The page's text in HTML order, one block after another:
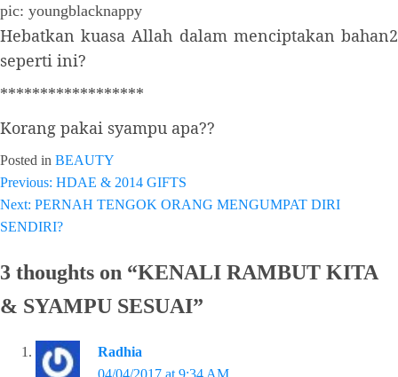
pic: youngblacknappy
Hebatkan kuasa Allah dalam menciptakan bahan2
seperti ini?
******************
Korang pakai syampu apa??
Posted in BEAUTY
Post
navigation
Previous: HDAE & 2014 GIFTS
Next: PERNAH TENGOK ORANG MENGUMPAT DIRI
SENDIRI?
3 thoughts on “KENALI RAMBUT KITA
& SYAMPU SESUAI”
Radhia
04/04/2017 at 9:34 AM